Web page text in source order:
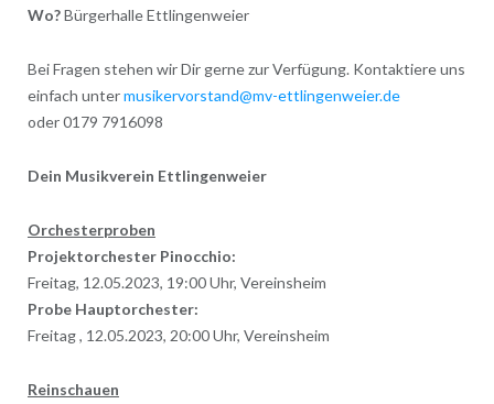
Wo?Bürgerhalle Ettlingenweier
Bei Fragen stehen wir Dir gerne zur Verfügung. Kontaktiere uns
einfach untermusikervorstand@mv-ettlingenweier.de
oder 0179 7916098
Dein Musikverein Ettlingenweier
Orchesterproben
Projektorchester Pinocchio:
Freitag, 12.05.2023, 19:00 Uhr, Vereinsheim
Probe Hauptorchester:
Freitag , 12.05.2023, 20:00 Uhr, Vereinsheim
Reinschauen